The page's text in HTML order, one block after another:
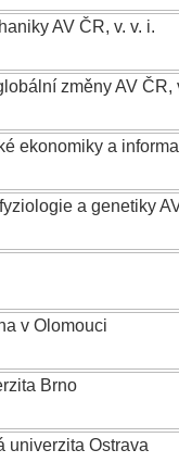
AV ČR, v. v. i.
změny AV ČR,
ekonomiky a
a genetiky
v Olomouci
Brno
univerzita Ostrava